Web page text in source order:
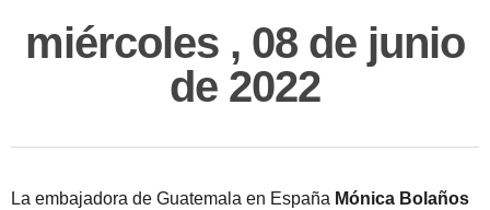
miércoles , 08 de junio
de 2022
La embajadora de Guatemala en España Mónica Bolaños